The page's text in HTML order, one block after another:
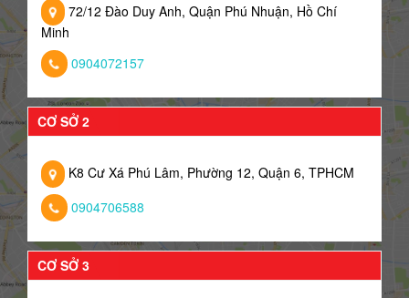
72/12 Đào Duy Anh, Quận Phú Nhuận, Hồ Chí
Minh
0904072157
CƠ SỞ 2
K8 Cư Xá Phú Lâm, Phường 12, Quận 6, TPHCM
0904706588
CƠ SỞ 3